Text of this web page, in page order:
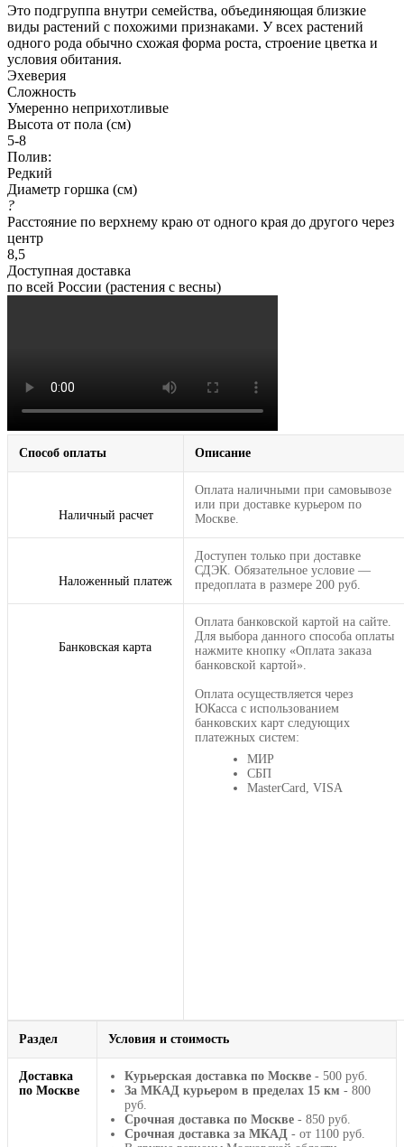
Это подгруппа внутри семейства, объединяющая близкие
виды растений с похожими признаками. У всех растений
одного рода обычно схожая форма роста, строение цветка и
условия обитания.
Эхеверия
Сложность
Умеренно неприхотливые
Высота от пола (см)
5-8
Полив:
Редкий
Диаметр горшка (см)
?
Расстояние по верхнему краю от одного края до другого через
центр
8,5
Доступная доставка
по всей России (растения с весны)
Способ оплаты Описание
Наличный расчет
Оплата наличными при самовывозе
или при доставке курьером по
Москве.
Наложенный платеж
Доступен только при доставке
СДЭК. Обязательное условие —
предоплата в размере 200 руб.
Банковская карта
Оплата банковской картой на сайте.
Для выбора данного способа оплаты
нажмите кнопку «Оплата заказа
банковской картой».
Оплата осуществляется через
ЮКасса с использованием
банковских карт следующих
платежных систем:
МИР
СБП
MasterCard, VISA
Раздел Условия и стоимость
Доставка
по Москве
Курьерская доставка по Москве - 500 руб.
За МКАД курьером в пределах 15 км - 800
руб.
Срочная доставка по Москве - 850 руб.
Срочная доставка за МКАД - от 1100 руб.